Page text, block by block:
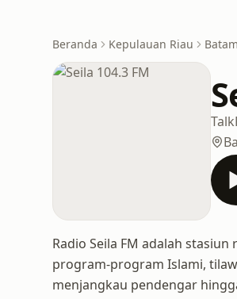
Beranda Kepulauan Riau Batam
Talk
Radio Seila FM adalah
program-program Islami,
menjangkau pendengar